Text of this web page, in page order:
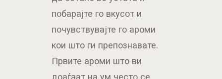
побарајте го вкусот и
почувствувајте го ароми
кои што ги препознавате.
Првите ароми што ви
доаѓаат на ум често се